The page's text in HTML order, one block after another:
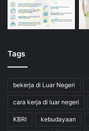
Tags
bekerja di Luar Negeri
cara kerja di luar negeri
KBRI kebudayaan